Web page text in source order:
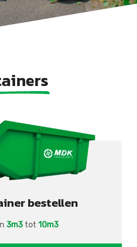
bestellen
3m3 tot 10m3